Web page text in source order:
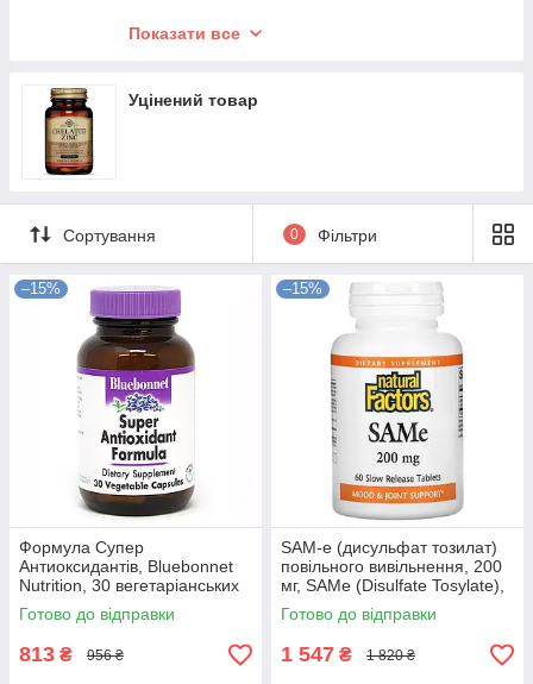
Цинк
Селен
Ванадій
Марганець
Показати все
Уцінений товар
Сортування 0 Фільтри
–15%
Формула Супер
Антиоксидантів, Bluebonnet
Nutrition, 30 вегетаріанських
капсул
Готово до відправки
813 ₴ 956 ₴
–15%
SAM-e (дисульфат тозилат)
повільного вивільнення, 200
мг, SAMe (Disulfate Tosylate),
Natural Factors, 60 таблеток
Готово до відправки
1 547 ₴ 1 820 ₴